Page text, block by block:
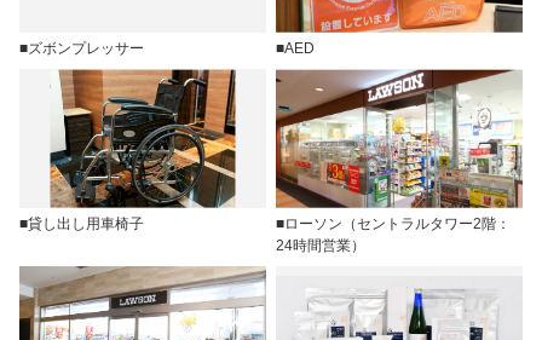
■ズボンプレッサー ■AED
■貸し出し用車椅子
■ローソン（セントラルタワー2階：
24時間営業）